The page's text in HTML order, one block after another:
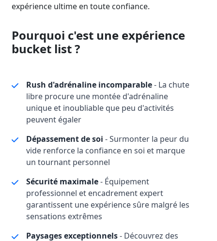
expérience ultime en toute confiance.
Pourquoi c'est une expérience
bucket list ?
Rush d'adrénaline incomparable- La chute
libre procure une montée d'adrénaline
unique et inoubliable que peu d'activités
peuvent égaler
Dépassement de soi - Surmonter la peur du
vide renforce la confiance en soi et marque
un tournant personnel
Sécurité maximale- Équipement
professionnel et encadrement expert
garantissent une expérience sûre malgré les
sensations extrêmes
Paysages exceptionnels- Découvrez des